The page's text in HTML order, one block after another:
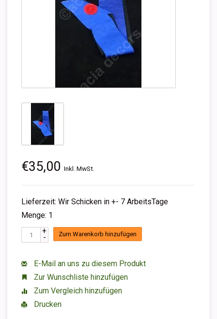
€35,00 Inkl. MwSt.
Lieferzeit: Wir Schicken in +- 7 ArbeitsTage
Menge: 1
+
- Zum Warenkorb hinzufügen
E-Mail an uns zu diesem Produkt
Zur Wunschliste hinzufügen
Zum Vergleich hinzufügen
Drucken